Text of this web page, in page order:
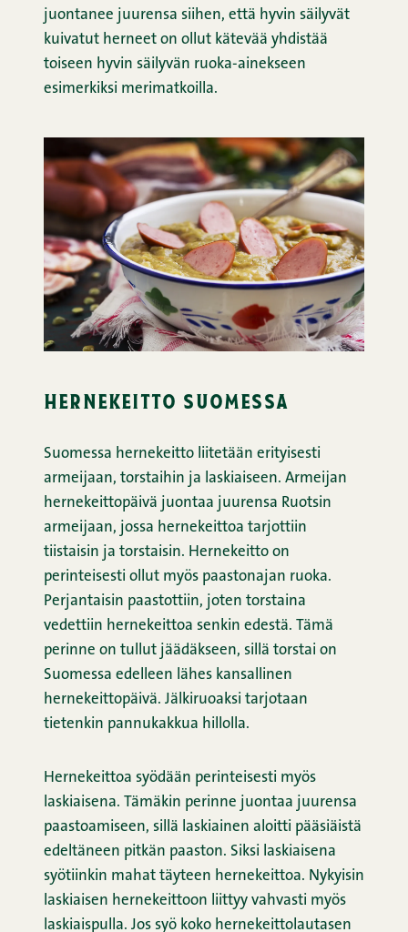
juontanee juurensa siihen, että hyvin säilyvät
kuivatut herneet on ollut kätevää yhdistää
toiseen hyvin säilyvän ruoka-ainekseen
esimerkiksi merimatkoilla.
hernekeitto suomessa
Suomessa hernekeitto liitetään erityisesti
armeijaan, torstaihin ja laskiaiseen. Armeijan
hernekeittopäivä juontaa juurensa Ruotsin
armeijaan, jossa hernekeittoa tarjottiin
tiistaisin ja torstaisin. Hernekeitto on
perinteisesti ollut myös paastonajan ruoka.
Perjantaisin paastottiin, joten torstaina
vedettiin hernekeittoa senkin edestä. Tämä
perinne on tullut jäädäkseen, sillä torstai on
Suomessa edelleen lähes kansallinen
hernekeittopäivä. Jälkiruoaksi tarjotaan
tietenkin pannukakkua hillolla.
Hernekeittoa syödään perinteisesti myös
laskiaisena. Tämäkin perinne juontaa juurensa
paastoamiseen, sillä laskiainen aloitti pääsiäistä
edeltäneen pitkän paaston. Siksi laskiaisena
syötiinkin mahat täyteen hernekeittoa. Nykyisin
laskiaisen hernekeittoon liittyy vahvasti myös
laskiaispulla. Jos syö koko hernekeittolautasen